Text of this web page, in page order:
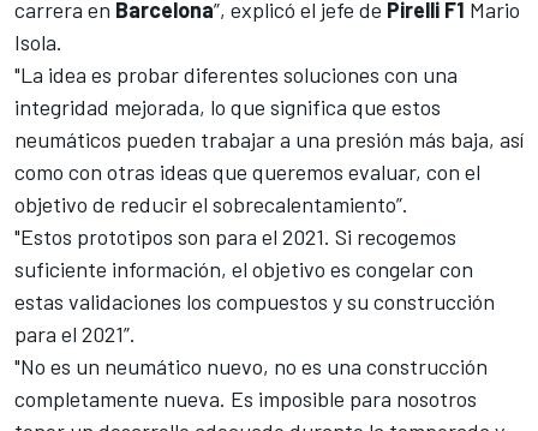
carrera en Barcelona”, explicó el jefe de Pirelli F1 Mario
Isola.
"La idea es probar diferentes soluciones con una
integridad mejorada, lo que significa que estos
neumáticos pueden trabajar a una presión más baja, así
como con otras ideas que queremos evaluar, con el
objetivo de reducir el sobrecalentamiento”.
"Estos prototipos son para el 2021. Si recogemos
suficiente información, el objetivo es congelar con
estas validaciones los compuestos y su construcción
para el 2021”.
"No es un neumático nuevo, no es una construcción
completamente nueva. Es imposible para nosotros